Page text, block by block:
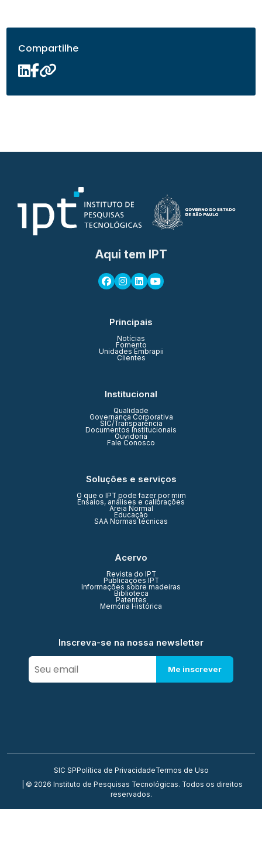
Compartilhe
Aqui tem IPT
Principais
Notícias
Fomento
Unidades Embrapii
Clientes
Institucional
Qualidade
Governança Corporativa
SIC/Transparência
Documentos Institucionais
Ouvidoria
Fale Conosco
Soluções e serviços
O que o IPT pode fazer por mim
Ensaios, análises e calibrações
Areia Normal
Educação
SAA Normas técnicas
Acervo
Revista do IPT
Publicações IPT
Informações sobre madeiras
Biblioteca
Patentes
Memória Histórica
Inscreva-se na nossa newsletter
Me inscrever
SIC SP Política de PrivacidadeTermos de Uso
| © 2026 Instituto de Pesquisas Tecnológicas. Todos os direitos
reservados.